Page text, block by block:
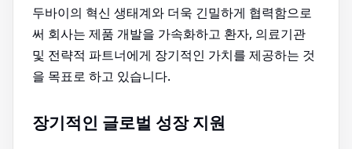
두바이의 혁신 생태계와 더욱 긴밀하게 협력함으로
써 회사는 제품 개발을 가속화하고 환자, 의료기관
및 전략적 파트너에게 장기적인 가치를 제공하는 것
을 목표로 하고 있습니다.
장기적인 글로벌 성장 지원